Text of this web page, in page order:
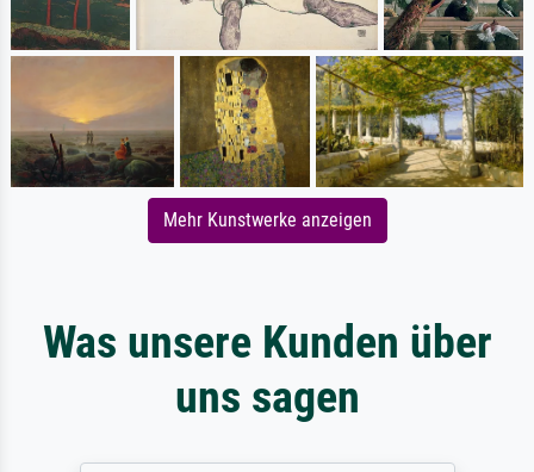
Mehr Kunstwerke anzeigen
Was unsere Kunden über
uns sagen